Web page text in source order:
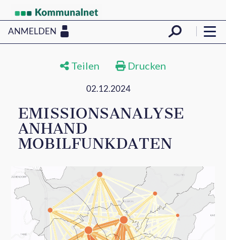
ANMELDEN
Teilen Drucken
02.12.2024
EMISSIONSANALYSE
ANHAND
MOBILFUNKDATEN